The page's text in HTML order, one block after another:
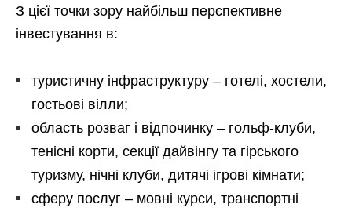
З цієї точки зору найбільш перспективне
інвестування в:
туристичну інфраструктуру – готелі, хостели,
гостьові вілли;
область розваг і відпочинку – гольф-клуби,
тенісні корти, секції дайвінгу та гірського
туризму, нічні клуби, дитячі ігрові кімнати;
сферу послуг – мовні курси, транспортні